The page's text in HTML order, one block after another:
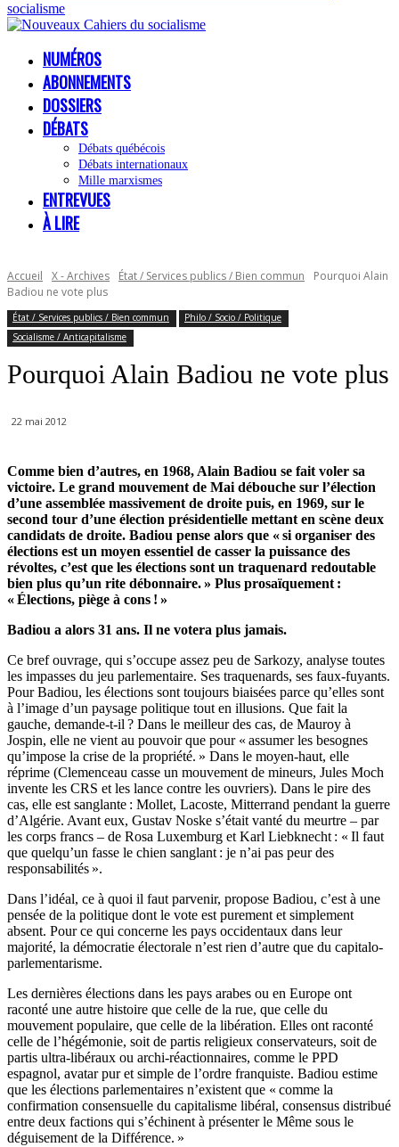
socialisme
NUMÉROS
ABONNEMENTS
DOSSIERS
DÉBATS
Débats québécois
Débats internationaux
Mille marxismes
ENTREVUES
À LIRE
Accueil X - Archives État / Services publics / Bien commun
Pourquoi Alain
Badiou ne vote plus
État / Services publics / Bien commun
Philo / Socio / Politique
Socialisme / Anticapitalisme
Pourquoi Alain Badiou ne vote plus
22 mai 2012
Comme bien d’autres, en 1968, Alain Badiou se fait voler sa
victoire. Le grand mouvement de Mai débouche sur l’élection
d’une assemblée massivement de droite puis, en 1969, sur le
second tour d’une élection présidentielle mettant en scène deux
candidats de droite. Badiou pense alors que « si organiser des
élections est un moyen essentiel de casser la puissance des
révoltes, c’est que les élections sont un traquenard redoutable
bien plus qu’un rite débonnaire. » Plus prosaïquement :
« Élections, piège à cons ! »
Badiou a alors 31 ans. Il ne votera plus jamais.
Ce bref ouvrage, qui s’occupe assez peu de Sarkozy, analyse toutes
les impasses du jeu parlementaire. Ses traquenards, ses faux-fuyants.
Pour Badiou, les élections sont toujours biaisées parce qu’elles sont
à l’image d’un paysage politique tout en illusions. Que fait la
gauche, demande-t-il ? Dans le meilleur des cas, de Mauroy à
Jospin, elle ne vient au pouvoir que pour « assumer les besognes
qu’impose la crise de la propriété. » Dans le moyen-haut, elle
réprime (Clemenceau casse un mouvement de mineurs, Jules Moch
invente les CRS et les lance contre les ouvriers). Dans le pire des
cas, elle est sanglante : Mollet, Lacoste, Mitterrand pendant la guerre
d’Algérie. Avant eux, Gustav Noske s’était vanté du meurtre – par
les corps francs – de Rosa Luxemburg et Karl Liebknecht : « Il faut
que quelqu’un fasse le chien sanglant : je n’ai pas peur des
responsabilités ».
Dans l’idéal, ce à quoi il faut parvenir, propose Badiou, c’est à une
pensée de la politique dont le vote est purement et simplement
absent. Pour ce qui concerne les pays occidentaux dans leur
majorité, la démocratie électorale n’est rien d’autre que du capitalo-
parlementarisme.
Les dernières élections dans les pays arabes ou en Europe ont
raconté une autre histoire que celle de la rue, que celle du
mouvement populaire, que celle de la libération. Elles ont raconté
celle de l’hégémonie, soit de partis religieux conservateurs, soit de
partis ultra-libéraux ou archi-réactionnaires, comme le PPD
espagnol, avatar pur et simple de l’ordre franquiste. Badiou estime
que les élections parlementaires n’existent que « comme la
confirmation consensuelle du capitalisme libéral, consensus distribué
entre deux factions qui s’échinent à présenter le Même sous le
déguisement de la Différence. »